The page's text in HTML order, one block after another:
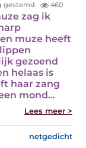
gestemd. 460
zag ik
muze heeft
gezoend
helaas is
haar zang
mond…
Lees meer >
netgedicht